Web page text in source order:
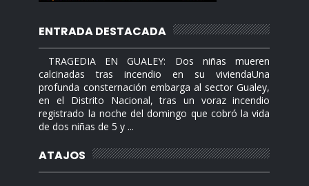
ENTRADA DESTACADA
TRAGEDIA EN GUALEY: Dos niñas mueren
calcinadas tras incendio en su viviendaUna
profunda consternación embarga al sector Gualey,
en el Distrito Nacional, tras un voraz incendio
registrado la noche del domingo que cobró la vida
de dos niñas de 5 y ...
ATAJOS